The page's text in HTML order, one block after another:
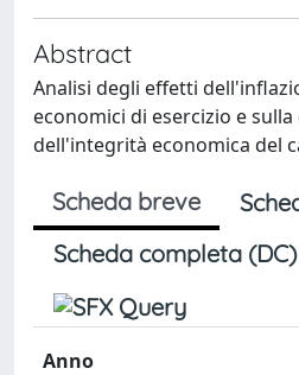
Abstract
Analisi degli effetti
economici di esercizio e
dell'integrità economica del
Scheda breve
Scheda completa (DC)
Anno